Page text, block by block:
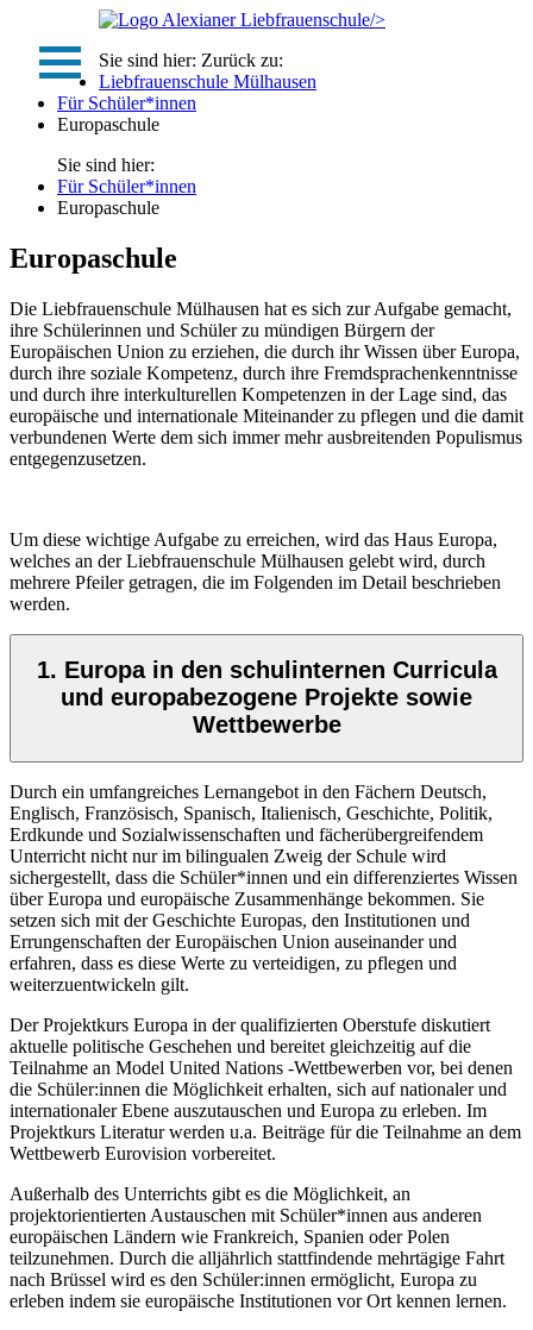
/>
Sie sind hier: Zurück zu:
Liebfrauenschule Mülhausen
Für Schüler*innen
Europaschule
Sie sind hier:
Für Schüler*innen
Europaschule
Europaschule
Die Liebfrauenschule Mülhausen hat es sich zur Aufgabe gemacht,
ihre Schülerinnen und Schüler zu mündigen Bürgern der
Europäischen Union zu erziehen, die durch ihr Wissen über Europa,
durch ihre soziale Kompetenz, durch ihre Fremdsprachenkenntnisse
und durch ihre interkulturellen Kompetenzen in der Lage sind, das
europäische und internationale Miteinander zu pflegen und die damit
verbundenen Werte dem sich immer mehr ausbreitenden Populismus
entgegenzusetzen.
Um diese wichtige Aufgabe zu erreichen, wird das Haus Europa,
welches an der Liebfrauenschule Mülhausen gelebt wird, durch
mehrere Pfeiler getragen, die im Folgenden im Detail beschrieben
werden.
1. Europa in den schulinternen Curricula
und europabezogene Projekte sowie
Wettbewerbe
Durch ein umfangreiches Lernangebot in den Fächern Deutsch,
Englisch, Französisch, Spanisch, Italienisch, Geschichte, Politik,
Erdkunde und Sozialwissenschaften und fächerübergreifendem
Unterricht nicht nur im bilingualen Zweig der Schule wird
sichergestellt, dass die Schüler*innen und ein differenziertes Wissen
über Europa und europäische Zusammenhänge bekommen. Sie
setzen sich mit der Geschichte Europas, den Institutionen und
Errungenschaften der Europäischen Union auseinander und
erfahren, dass es diese Werte zu verteidigen, zu pflegen und
weiterzuentwickeln gilt.
Der Projektkurs Europa in der qualifizierten Oberstufe diskutiert
aktuelle politische Geschehen und bereitet gleichzeitig auf die
Teilnahme an Model United Nations -Wettbewerben vor, bei denen
die Schüler:innen die Möglichkeit erhalten, sich auf nationaler und
internationaler Ebene auszutauschen und Europa zu erleben. Im
Projektkurs Literatur werden u.a. Beiträge für die Teilnahme an dem
Wettbewerb Eurovision vorbereitet.
Außerhalb des Unterrichts gibt es die Möglichkeit, an
projektorientierten Austauschen mit Schüler*innen aus anderen
europäischen Ländern wie Frankreich, Spanien oder Polen
teilzunehmen. Durch die alljährlich stattfindende mehrtägige Fahrt
nach Brüssel wird es den Schüler:innen ermöglicht, Europa zu
erleben indem sie europäische Institutionen vor Ort kennen lernen.